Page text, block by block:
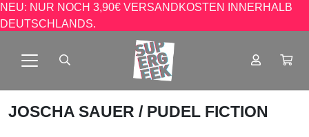
NEU: NUR NOCH 3,90€ VERSANDKOSTEN INNERHALB
DEUTSCHLANDS.
JOSCHA SAUER / PUDEL FICTION